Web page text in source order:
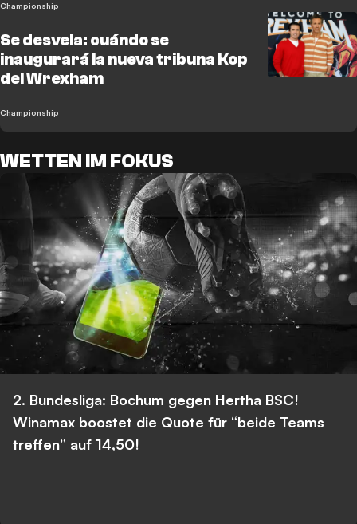
Championship
Se desvela: cuándo se
inaugurará la nueva tribuna Kop
del Wrexham
Championship
WETTEN IM FOKUS
2. Bundesliga: Bochum gegen Hertha BSC!
Winamax boostet die Quote für “beide Teams
treffen” auf 14,50!